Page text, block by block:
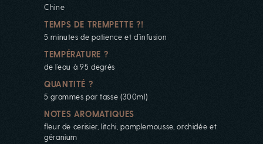
Chine
TEMPS DE TREMPETTE ?!
5 minutes de patience et d’infusion
TEMPÉRATURE ?
de l’eau à 95 degrés
QUANTITÉ ?
5 grammes par tasse (300ml)
NOTES AROMATIQUES
fleur de cerisier, litchi, pamplemousse, orchidée et
géranium